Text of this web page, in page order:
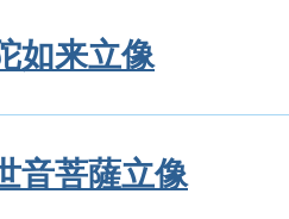
如来立像
音菩薩立像